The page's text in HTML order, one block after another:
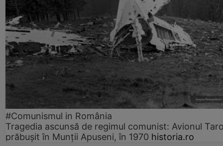
#Comunismul in România
Tragedia ascunsă de regimul comunist: Avionul
prăbușit în Munții Apuseni, în 1970 historia.ro